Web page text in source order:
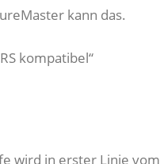
kann das.
kompatibel“
wird in erster Linie vom